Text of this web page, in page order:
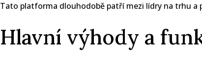
Tato platforma dlouhodobě patří mezi lídry na trhu
Hlavní výhody a